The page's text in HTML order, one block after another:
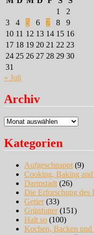
1
2
3
4 5 6 7 8
9
10 11 12 13 14 15 16
17 18 19 20 21 22 23
24 25 26 27 28 29 30
31
« Juli
Archiv
Archiv
Kategorien
Aufgeschnappt (9)
Cooking, Baking
Darmstadt (26)
Die Erforschung des
Getier(33)
Grünfutter(151)
Halt so (100)
Kochen, Backen und